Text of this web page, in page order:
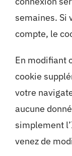
semaines. Si
compte, le
En modifiant
cookie
votre
aucune
simplement
venez de